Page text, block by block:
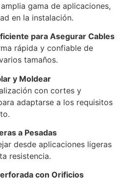
gama de aplicaciones,
en la instalación.
para Asegurar Cables
rápida y confiable de
tamaños.
y Moldear
con cortes y
adaptarse a los requisitos
a Pesadas
desde aplicaciones ligeras
resistencia.
con Orificios